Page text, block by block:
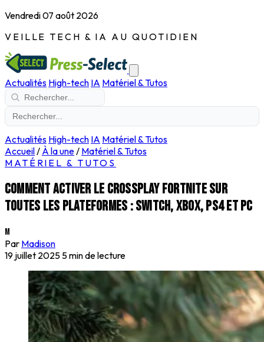
Vendredi 07 août 2026
VEILLE TECH & IA AU QUOTIDIEN
Actualités High-tech IA Matériel & Tutos
Actualités High-tech IA Matériel & Tutos
Accueil/ À la une/ Matériel & Tutos
MATÉRIEL & TUTOS
Comment activer le crossplay Fortnite sur
toutes les plateformes : Switch, Xbox, PS4 et PC
M
Par Madison
19 juillet 2025 5 min de lecture